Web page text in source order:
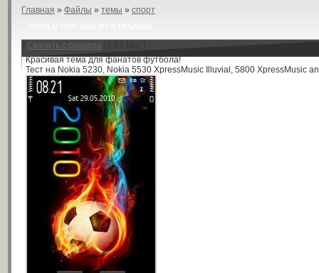
Главная » Файлы » темы » спорт
Скачать с сервера
Красивая тема для фанатов футбола!
Тест на Nokia 5230, Nokia 5530 XpressMusic Illuvial, 5800 XpressMusic